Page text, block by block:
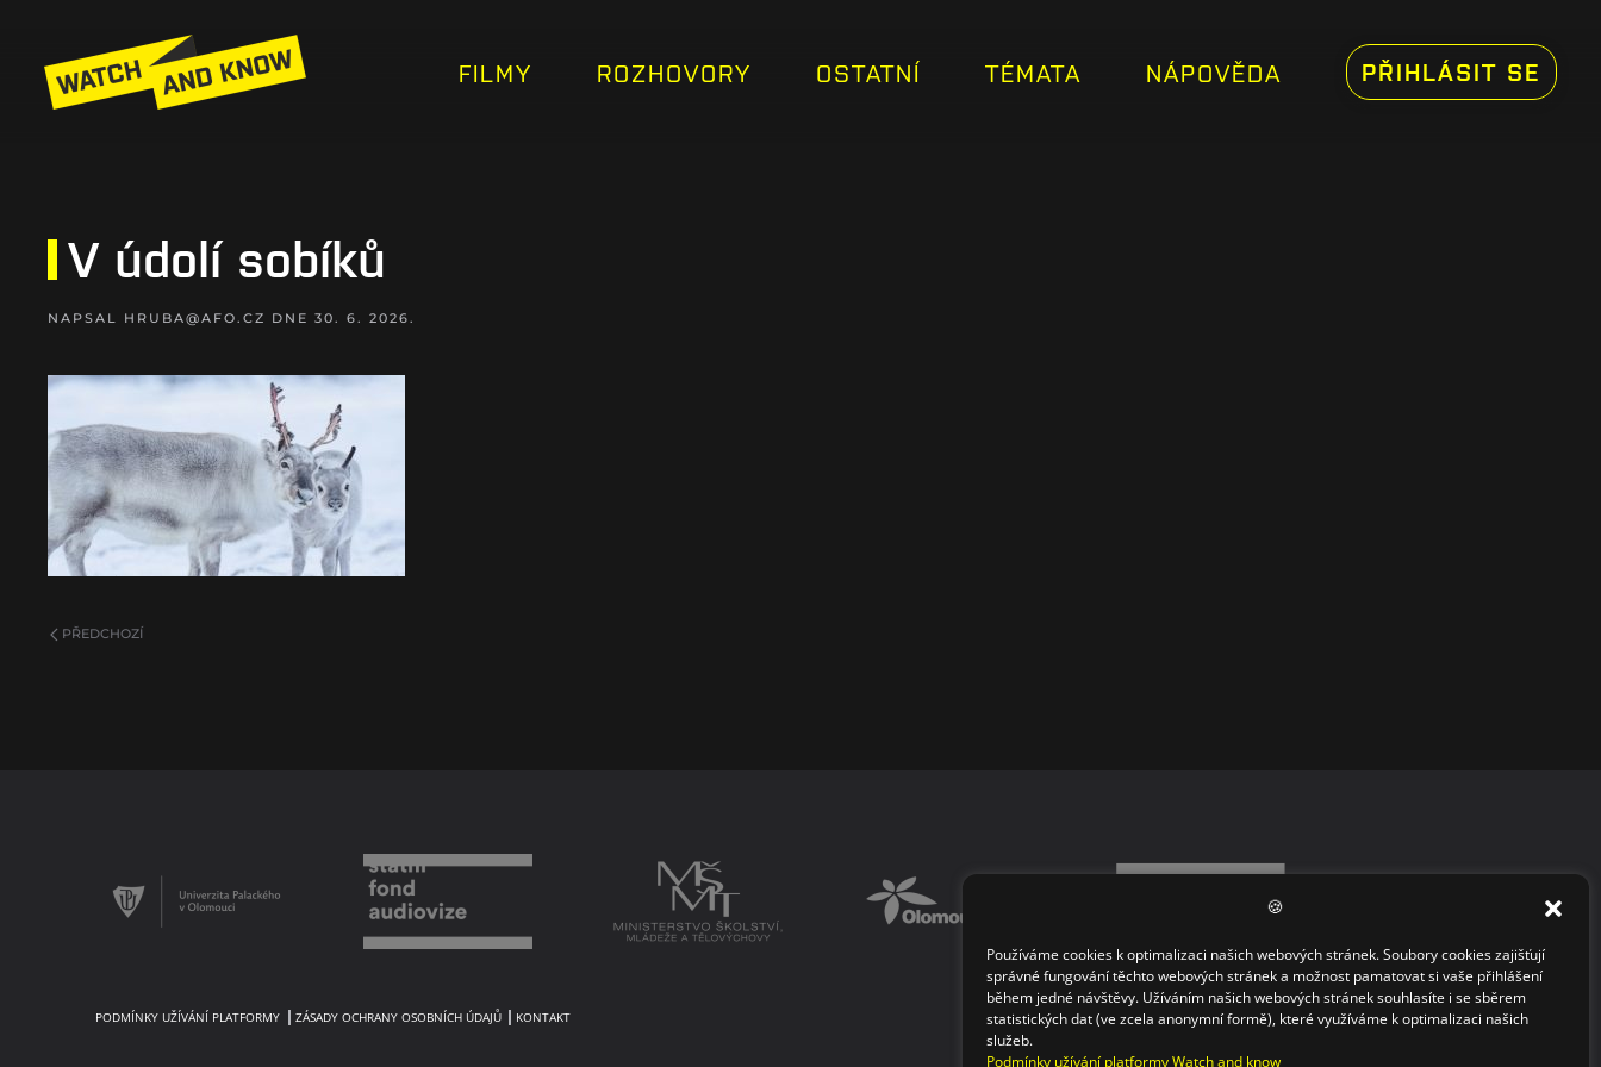
🍪
Používáme cookies k optimalizaci našich webových stránek. Soubory cookies zajišťují
správné fungování těchto webových stránek a možnost pamatovat si vaše přihlášení
během jedné návštěvy. Užíváním našich webových stránek souhlasíte i se sběrem
statistických dat (ve zcela anonymní formě), které využíváme k optimalizaci našich
služeb.
Podmínky užívání platformy Watch and know
FILMY ROZHOVORY OSTATNÍ TÉMATA NÁPOVĚDA PŘIHLÁSIT SE
V údolí sobíků
NAPSAL HRUBA@AFO.CZ DNE 30. 6. 2026.
PŘEDCHOZÍ
PODMÍNKY UŽÍVÁNÍ PLATFORMY ZÁSADY OCHRANY OSOBNÍCH ÚDAJŮ KONTAKT